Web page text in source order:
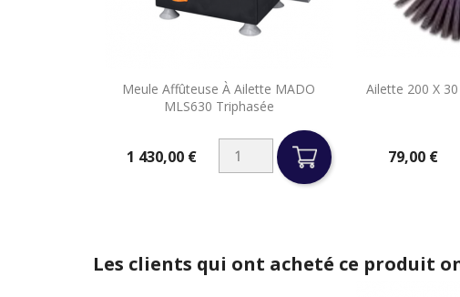
Meule Affûteuse À Ailette MADO
MLS630 Triphasée
Prix1 430,00 €
Aperçu rapide Ailette 200 X
79,00 €

Les clients qui ont acheté ce produit